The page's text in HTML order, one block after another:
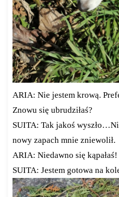
ARIA: Nie jestem krową.
Znowu się ubrudziłaś?
SUITA: Tak jakoś
nowy zapach mnie zniewolił.
ARIA: Niedawno się kąpałaś!
SUITA: Jestem gotowa na